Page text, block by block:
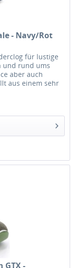
- Navy/Rot
für lustige
und rund ums
aber auch
aus einem sehr
GTX -